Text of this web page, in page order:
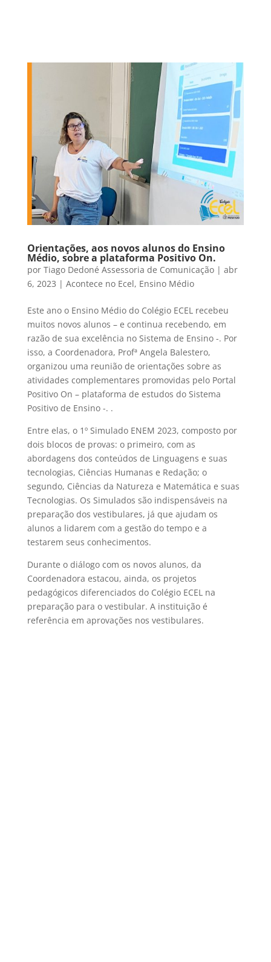
Orientações, aos novos alunos do Ensino
Médio, sobre a plataforma Positivo On.
por Tiago Dedoné Assessoria de Comunicação| abr
6, 2023 | Acontece no Ecel, Ensino Médio
Este ano o Ensino Médio do Colégio ECEL recebeu
muitos novos alunos – e continua recebendo, em
razão de sua excelência no Sistema de Ensino -. Por
isso, a Coordenadora, Profª Angela Balestero,
organizou uma reunião de orientações sobre as
atividades complementares promovidas pelo Portal
Positivo On – plataforma de estudos do Sistema
Positivo de Ensino -. .
Entre elas, o 1º Simulado ENEM 2023, composto por
dois blocos de provas: o primeiro, com as
abordagens dos conteúdos de Linguagens e suas
tecnologias, Ciências Humanas e Redação; o
segundo, Ciências da Natureza e Matemática e suas
Tecnologias. Os Simulados são indispensáveis na
preparação dos vestibulares, já que ajudam os
alunos a lidarem com a gestão do tempo e a
testarem seus conhecimentos.
Durante o diálogo com os novos alunos, da
Coordenadora estacou, ainda, os projetos
pedagógicos diferenciados do Colégio ECEL na
preparação para o vestibular. A instituição é
referência em aprovações nos vestibulares.